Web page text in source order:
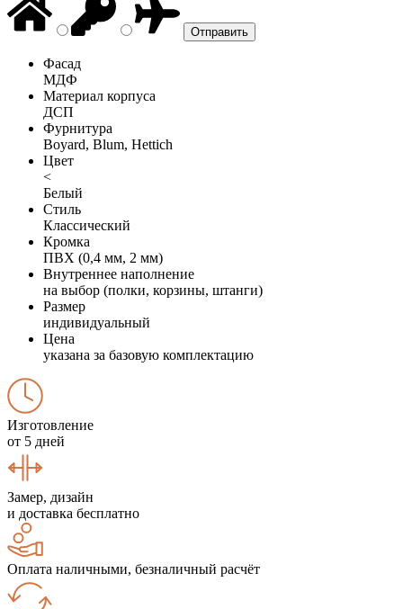
Фасад
МДФ
Материал корпуса
ДСП
Фурнитура
Boyard, Blum, Hettich
Цвет
<
Белый
Стиль
Классический
Кромка
ПВХ (0,4 мм, 2 мм)
Внутреннее наполнение
на выбор (полки, корзины, штанги)
Размер
индивидуальный
Цена
указана за базовую комплектацию
Изготовление
от 5 дней
Замер, дизайн
и доставка бесплатно
Оплата наличными, безналичный расчёт